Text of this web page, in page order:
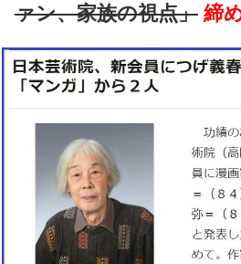
ァン、家族の視点」 締